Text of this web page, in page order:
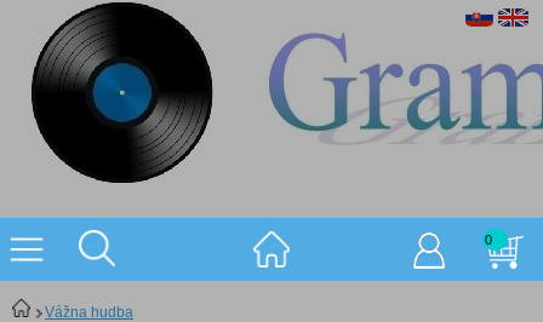
0
Vážna hudba